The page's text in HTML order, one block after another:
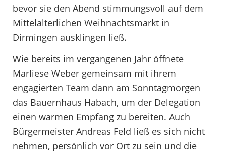
bevor sie den Abend stimmungsvoll auf dem
Mittelalterlichen Weihnachtsmarkt in
Dirmingen ausklingen ließ.
Wie bereits im vergangenen Jahr öffnete
Marliese Weber gemeinsam mit ihrem
engagierten Team dann am Sonntagmorgen
das Bauernhaus Habach, um der Delegation
einen warmen Empfang zu bereiten. Auch
Bürgermeister Andreas Feld ließ es sich nicht
nehmen, persönlich vor Ort zu sein und die